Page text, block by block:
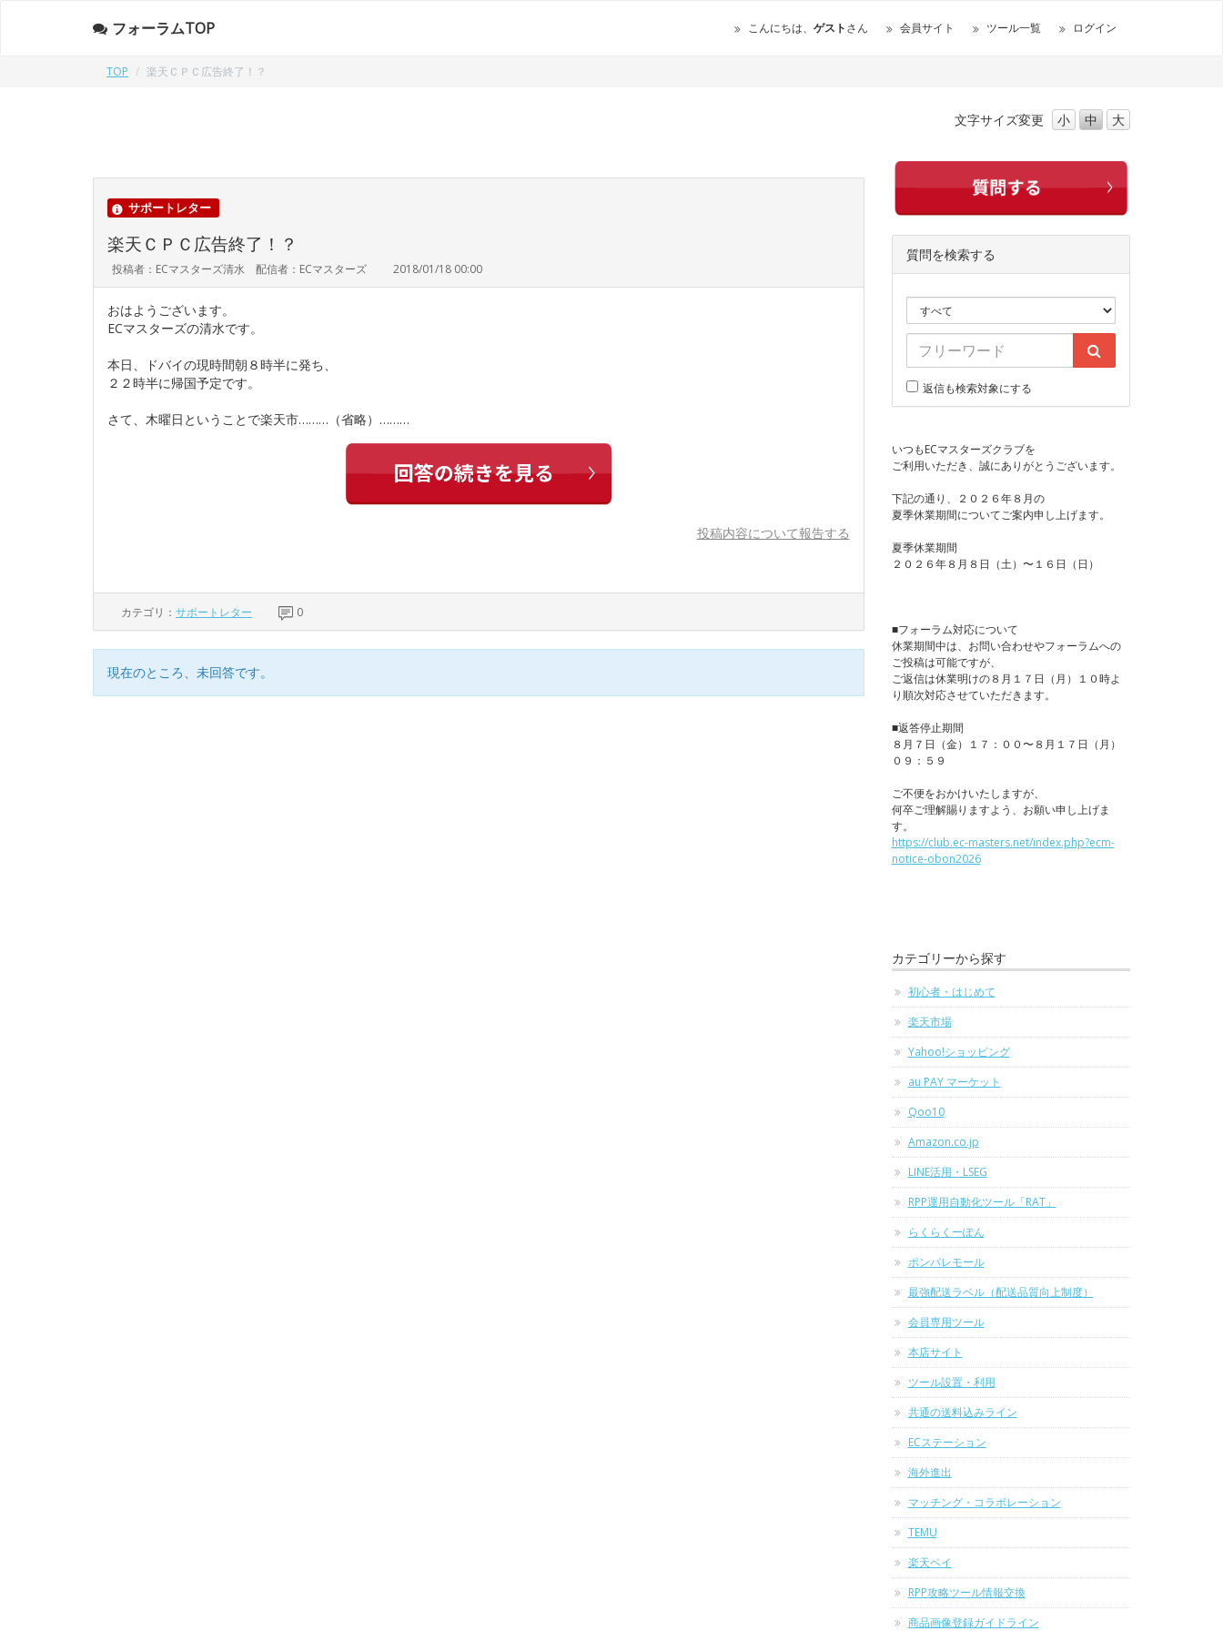
フォーラムTOP こんにちは、 ゲストさん 会員サイト ツール一覧 ログイン
TOP 楽天ＣＰＣ広告終了！？
文字サイズ変更 小 中 大
サポートレター
楽天ＣＰＣ広告終了！？
投稿者：ECマスターズ清水 配信者：ECマスターズ 2018/01/18 00:00
おはようございます。
ECマスターズの清水です。
本日、ドバイの現時間朝８時半に発ち、
２２時半に帰国予定です。
さて、木曜日ということで楽天市………（省略）………
投稿内容について報告する
カテゴリ： サポートレター 0
現在のところ、未回答です。
質問を検索する
返信も検索対象にする
いつもECマスターズクラブを
ご利用いただき、誠にありがとうございます。
下記の通り、２０２６年８月の
夏季休業期間についてご案内申し上げます。
夏季休業期間
２０２６年８月８日（土）〜１６日（日）
■フォーラム対応について
休業期間中は、お問い合わせやフォーラムへの
ご投稿は可能ですが、
ご返信は休業明けの８月１７日（月）１０時よ
り順次対応させていただきます。
■返答停止期間
８月７日（金）１７：００〜８月１７日（月）
０９：５９
ご不便をおかけいたしますが、
何卒ご理解賜りますよう、お願い申し上げま
す。
https://club.ec-masters.net/index.php?ecm-
notice-obon2026
カテゴリーから探す
初心者・はじめて
楽天市場
Yahoo!ショッピング
au PAY マーケット
Qoo10
Amazon.co.jp
LINE活用・LSEG
RPP運用自動化ツール「RAT」
らくらくーぽん
ポンパレモール
最強配送ラベル（配送品質向上制度）
会員専用ツール
本店サイト
ツール設置・利用
共通の送料込みライン
ECステーション
海外進出
マッチング・コラボレーション
TEMU
楽天ペイ
RPP攻略ツール情報交換
商品画像登録ガイドライン